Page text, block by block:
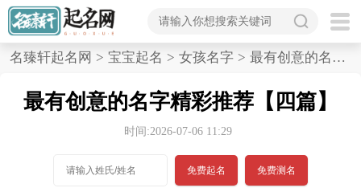
首
宝
名臻轩起名网 > 宝宝起名 > 女孩名字 > 最有创意的名字精彩推荐,四篇
最有创意的名字精彩推荐【四篇】
时间:2026-07-06 11:29
免费起名 免费测名